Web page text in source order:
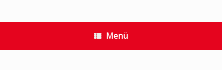
Menü